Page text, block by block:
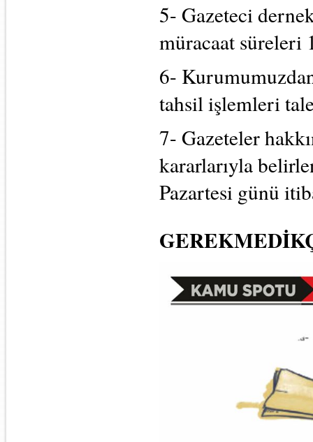
5- Gazeteci
müracaat süreleri
6-
tahsil işlemleri
7- Gazeteler
kararlarıyla
Pazartesi günü